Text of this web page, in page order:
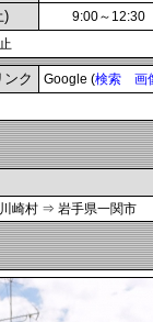
) 9:00～12:30
ンク Google (検索 画
崎村 ⇒ 岩手県一関市